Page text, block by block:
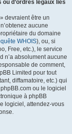
d’ordres légaux liés
devraient être un
aucune
du domaine
WHOIS), ou, si
Free, etc.), le service
n’a absolument aucune
de comment,
Limited pour tout
diffamatoire, etc.) qui
ou le logiciel
à phpBB
logiciel, attendez-vous